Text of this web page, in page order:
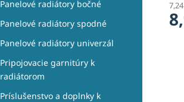
Panelové radiátory bočné
Panelové radiátory spodné
Panelové radiátory univerzál
Pripojovacie garnitúry k
radiátorom
Príslušenstvo a doplnky k